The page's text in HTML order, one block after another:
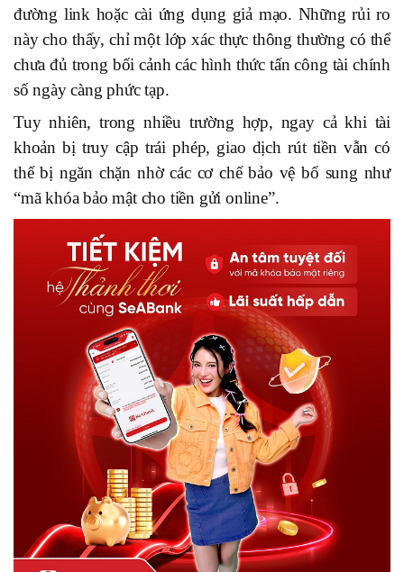
đường link hoặc cài ứng dụng giả mạo. Những rủi ro
này cho thấy, chỉ một lớp xác thực thông thường có thể
chưa đủ trong bối cảnh các hình thức tấn công tài chính
số ngày càng phức tạp.
Tuy nhiên, trong nhiều trường hợp, ngay cả khi tài
khoản bị truy cập trái phép, giao dịch rút tiền vẫn có
thể bị ngăn chặn nhờ các cơ chế bảo vệ bổ sung như
“mã khóa bảo mật cho tiền gửi online”.